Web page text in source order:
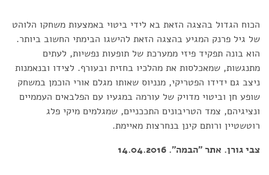
הכוח הגדול בהצגה הזאת בא לידי ביטוי באמצעות משחקו הלוהט
של גיל פרנק המגיע בהצגה הזאת להישגו הבימתי החשוב ביותר.
הוא בונה תפקיד פיזי ממערכת של תופעות נפשיות, לעתים
מתנגשות, שמאכלסות את מהלכיו בחזית ובעורף. לצידו ובנאמנות
ניצב גם ידידו הפטריקי, מנניוס שאותו מגלם אורי הוכמן במשחק
שופע חן וביטוי מדויק של עורמה במגעיו עם הפלבאים העממיים
ונציגיהם, צמד הטריבונים התככניים, שמגלמים מיקי פלג
רוטשטיין ורותם קינן בנחרצות מאיימת.
צבי גורן. אתר "הבמה". 14.04.2016